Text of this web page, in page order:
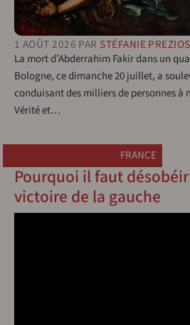
1 AOÛT 2026 PAR STÉFANIE
La mort d’Abderrahim Fakir dans un
Bologne, ce dimanche 20 juillet, a
conduisant des milliers de personnes à
Vérité et…
FRANCE
Pourquoi il faut désobéir
victoire de la gauche